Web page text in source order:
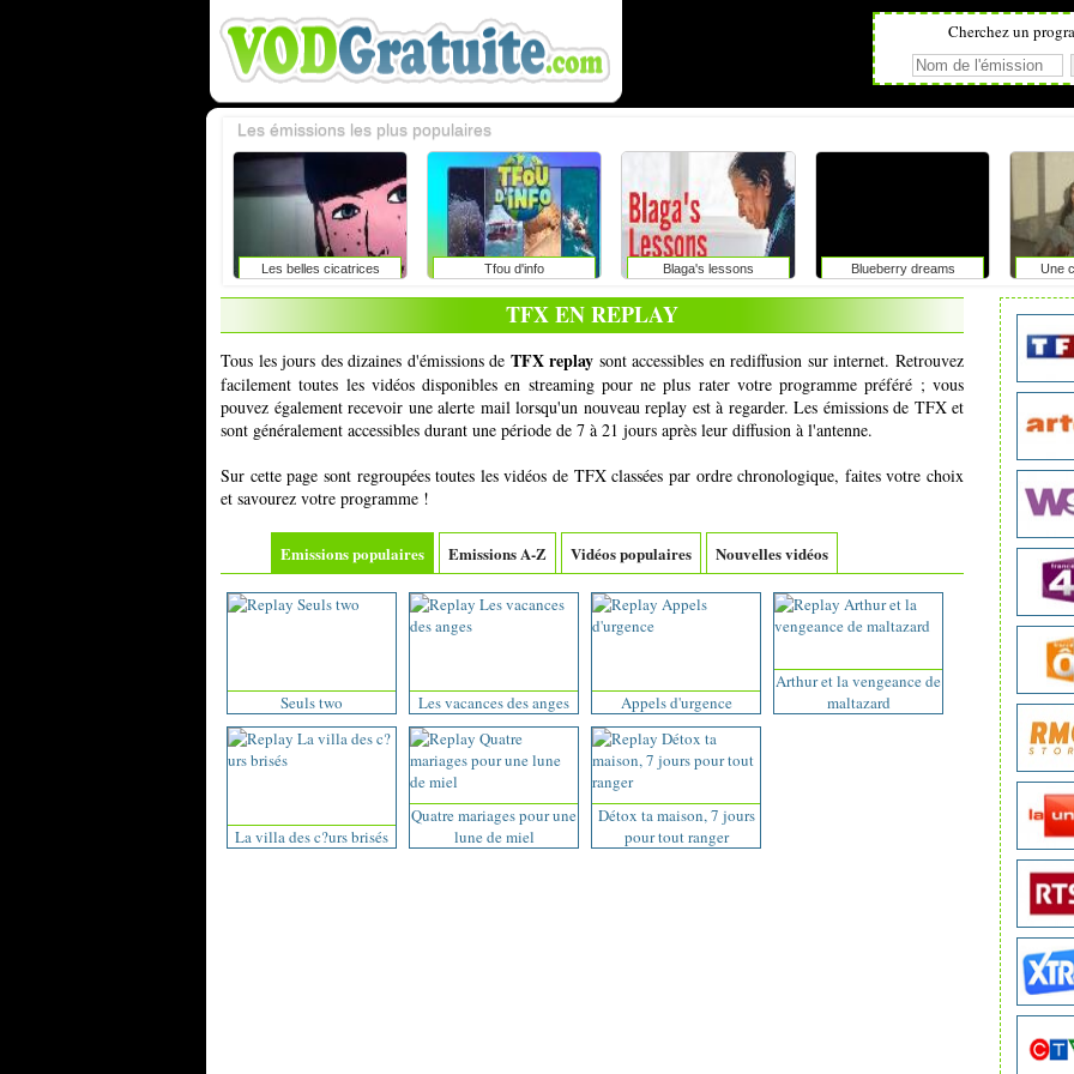
Cherchez un
Les belles cicatrices Tfou d'info Blaga's lessons Blueberry dreams Une
Les émissions les plus populaires
TFX EN REPLAY
Tous les jours des dizaines d'émissions de TFX replay sont accessibles en rediffusion sur internet. Retrouvez
facilement toutes les vidéos disponibles en streaming pour ne plus rater votre programme préféré ; vous
pouvez également recevoir une alerte mail lorsqu'un nouveau replay est à regarder. Les émissions de TFX et
sont généralement accessibles durant une période de 7 à 21 jours après leur diffusion à l'antenne.
Sur cette page sont regroupées toutes les vidéos de TFX classées par ordre chronologique, faites votre choix
et savourez votre programme !
Emissions populaires Emissions A-Z Vidéos populaires Nouvelles vidéos
Seuls two Les vacances des anges Appels d'urgence
Arthur et la vengeance de
maltazard
La villa des c?urs brisés
Quatre mariages pour une
lune de miel
Détox ta maison, 7 jours
pour tout ranger